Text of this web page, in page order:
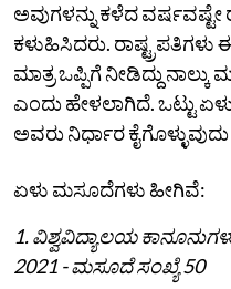
ಅವುಗಳನ್ನು ಕಳೆದ
ಕಳುಹಿಸಿದರು.
ಮಾತ್ರ ಒಪ್ಪಿಗೆ ನೀಡಿದ್ದು
ಎಂದು ಹೇಳಲಾಗಿದೆ. ಒಟ್ಟು
ಅವರು ನಿರ್ಧಾರ
ಏಳು ಮಸೂದೆಗಳು ಹೀಗಿವೆ:
1. ವಿಶ್ವವಿದ್ಯಾಲಯ
2021 - ಮಸೂದೆ ಸಂಖ್ಯೆ 50